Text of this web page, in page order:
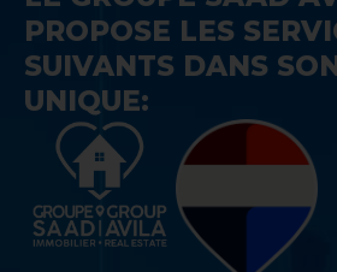
PROPOSE LES
SUIVANTS DANS
UNIQUE: